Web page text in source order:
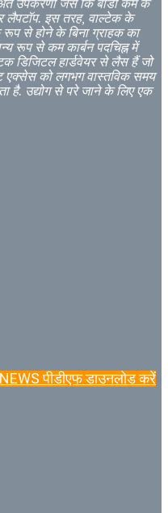
अंत उपकरणों जैसे कि बॉडी कैम के
लैपटॉप. इस तरह, वाल्टेक के
रूप से होने के बिना ग्राहक का
रूप से कम कार्बन पदचिह्न में
डिजिटल हार्डवेयर से लैस हैं जो
एक्सेस को लगभग वास्तविक समय
है. उद्योग से परे जाने के लिए एक
पीडीएफ डाउनलोड करें